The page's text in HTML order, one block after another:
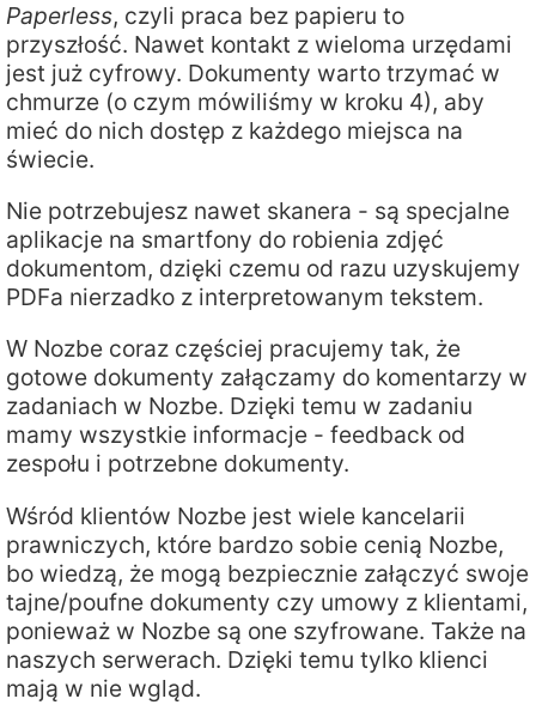
Paperless, czyli praca bez papieru to
przyszłość. Nawet kontakt z wieloma urzędami
jest już cyfrowy. Dokumenty warto trzymać w
chmurze (o czym mówiliśmy w kroku 4), aby
mieć do nich dostęp z każdego miejsca na
świecie.
Nie potrzebujesz nawet skanera - są specjalne
aplikacje na smartfony do robienia zdjęć
dokumentom, dzięki czemu od razu uzyskujemy
PDFa nierzadko z interpretowanym tekstem.
W Nozbe coraz częściej pracujemy tak, że
gotowe dokumenty załączamy do komentarzy w
zadaniach w Nozbe. Dzięki temu w zadaniu
mamy wszystkie informacje - feedback od
zespołu i potrzebne dokumenty.
Wśród klientów Nozbe jest wiele kancelarii
prawniczych, które bardzo sobie cenią Nozbe,
bo wiedzą, że mogą bezpiecznie załączyć swoje
tajne/poufne dokumenty czy umowy z klientami,
ponieważ w Nozbe są one szyfrowane. Także na
naszych serwerach. Dzięki temu tylko klienci
mają w nie wgląd.